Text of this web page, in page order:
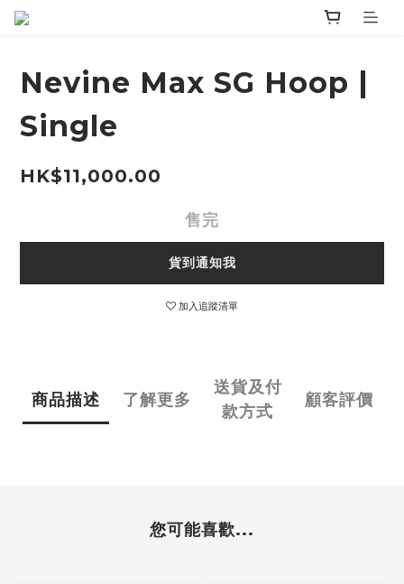
Nevine Max SG Hoop |
Single
HK$11,000.00
售完
貨到通知我
加入追蹤清單
商品描述 了解更多
送貨及付
款方式
顧客評價
您可能喜歡...